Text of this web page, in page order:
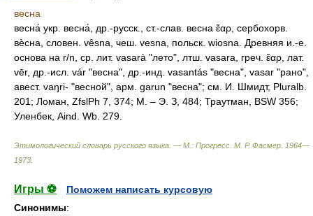
весна
весна́ укр. весна́, др.-русск., ст.-слав. весна ἔαρ, сербохорв.
вѐсна, словен. vȇsna, чеш. vesna, польск. wiosna. Древняя и.-е.
основа на r/n, ср. лит. vasarà "лето", лтш. vasara, греч. ἔαρ, лат.
vēr, др.-исл. vár "весна", др.-инд. vasantás "весна", vasar "рано",
авест. vaŋri- "весной", арм. garun "весна"; см. И. Шмидт, Pluralb.
201; Ломан, ZfslPh 7, 374; М. – Э. З, 484; Траутман, BSW 356;
Уленбек, Aind. Wb. 279.
Этимологический словарь русского языка. — М.: Прогресс М. Р. Фасмер 1964—
1973
Игры ⚽
Поможем написать курсовую
Синонимы: